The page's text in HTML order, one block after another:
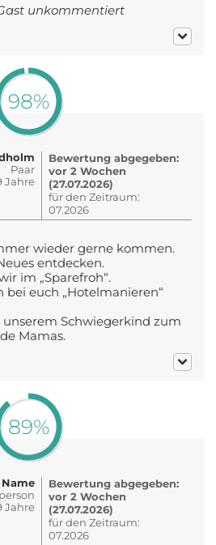
unkommentiert
98%
Paar
Jahre
Bewertung abgegeben:
vor 2 Wochen
(27.07.2026)
für den Zeitraum:
07.2026
wieder gerne kommen.
entdecken.
im „Sparefroh“.
bei euch „Hotelmanieren“
Schwiegerkind zum
Mamas.
89%
Jahre
Bewertung abgegeben:
vor 2 Wochen
(27.07.2026)
für den Zeitraum:
07.2026